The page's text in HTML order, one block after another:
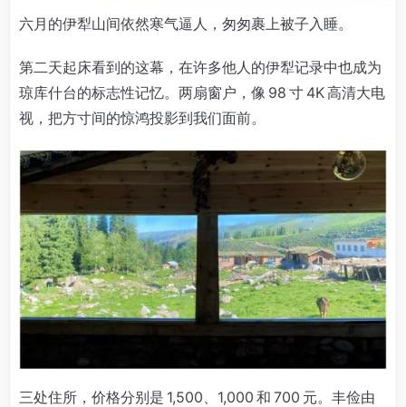
六月的伊犁山间依然寒气逼人，匆匆裹上被子入睡。
第二天起床看到的这幕，在许多他人的伊犁记录中也成为
琼库什台的标志性记忆。两扇窗户，像 98 寸 4K 高清大电
视，把方寸间的惊鸿投影到我们面前。
三处住所，价格分别是 1,500、1,000 和 700 元。丰俭由